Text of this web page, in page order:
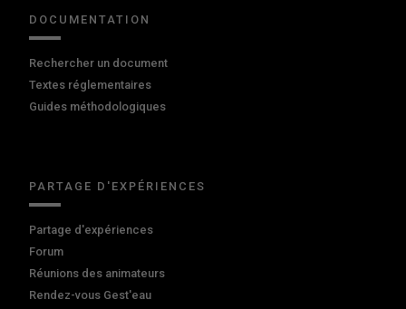
DOCUMENTATION
Rechercher un document
Textes réglementaires
Guides méthodologiques
PARTAGE D'EXPÉRIENCES
Partage d'expériences
Forum
Réunions des animateurs
Rendez-vous Gest'eau